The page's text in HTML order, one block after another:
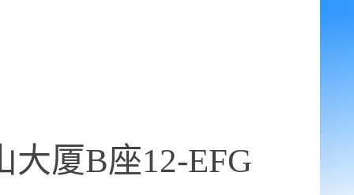
厦B座12-EFG